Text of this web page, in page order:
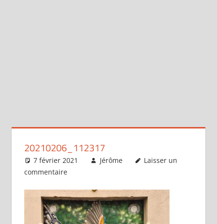
20210206_112317
7 février 2021 Jérôme
Laisser un
commentaire